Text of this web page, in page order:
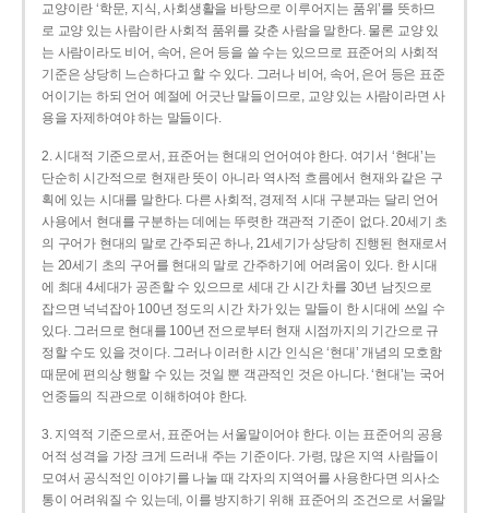
교양이란 ‘학문, 지식, 사회생활을 바탕으로 이루어지는 품위’를 뜻하므
로 교양 있는 사람이란 사회적 품위를 갖춘 사람을 말한다. 물론 교양 있
는 사람이라도 비어, 속어, 은어 등을 쓸 수는 있으므로 표준어의 사회적
기준은 상당히 느슨하다고 할 수 있다. 그러나 비어, 속어, 은어 등은 표준
어이기는 하되 언어 예절에 어긋난 말들이므로, 교양 있는 사람이라면 사
용을 자제하여야 하는 말들이다.
2. 시대적 기준으로서, 표준어는 현대의 언어여야 한다. 여기서 ‘현대’는
단순히 시간적으로 현재란 뜻이 아니라 역사적 흐름에서 현재와 같은 구
획에 있는 시대를 말한다. 다른 사회적, 경제적 시대 구분과는 달리 언어
사용에서 현대를 구분하는 데에는 뚜렷한 객관적 기준이 없다. 20세기 초
의 구어가 현대의 말로 간주되곤 하나, 21세기가 상당히 진행된 현재로서
는 20세기 초의 구어를 현대의 말로 간주하기에 어려움이 있다. 한 시대
에 최대 4세대가 공존할 수 있으므로 세대 간 시간 차를 30년 남짓으로
잡으면 넉넉잡아 100년 정도의 시간 차가 있는 말들이 한 시대에 쓰일 수
있다. 그러므로 현대를 100년 전으로부터 현재 시점까지의 기간으로 규
정할 수도 있을 것이다. 그러나 이러한 시간 인식은 ‘현대’ 개념의 모호함
때문에 편의상 행할 수 있는 것일 뿐 객관적인 것은 아니다. ‘현대’는 국어
언중들의 직관으로 이해하여야 한다.
3. 지역적 기준으로서, 표준어는 서울말이어야 한다. 이는 표준어의 공용
어적 성격을 가장 크게 드러내 주는 기준이다. 가령, 많은 지역 사람들이
모여서 공식적인 이야기를 나눌 때 각자의 지역어를 사용한다면 의사소
통이 어려워질 수 있는데, 이를 방지하기 위해 표준어의 조건으로 서울말